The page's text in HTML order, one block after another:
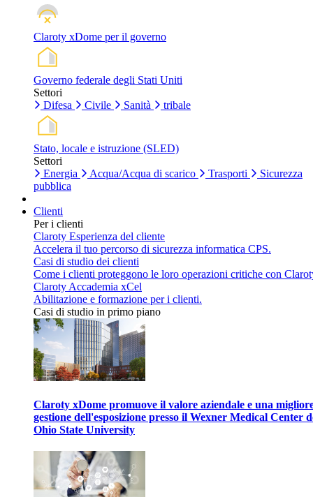
Claroty xDome per il governo
Governo federale degli Stati Uniti
Settori
Difesa
Civile Sanità tribale
Stato, locale e istruzione (SLED)
Settori
Energia
Acqua/Acqua di scarico Trasporti
Sicurezza
pubblica
Clienti
Per i clienti
Claroty Esperienza del cliente
Accelera il tuo percorso di sicurezza informatica CPS.
Casi di studio dei clienti
Come i clienti proteggono le loro operazioni critiche con
Claroty Accademia xCel
Abilitazione e formazione per i clienti.
Casi di studio in primo piano
Claroty xDome promuove il valore aziendale e una
gestione dell'esposizione presso il Wexner Medical Center
Ohio State University